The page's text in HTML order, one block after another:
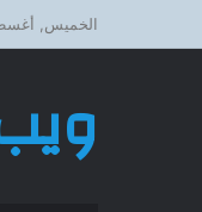
الخميس, أغسطس 6